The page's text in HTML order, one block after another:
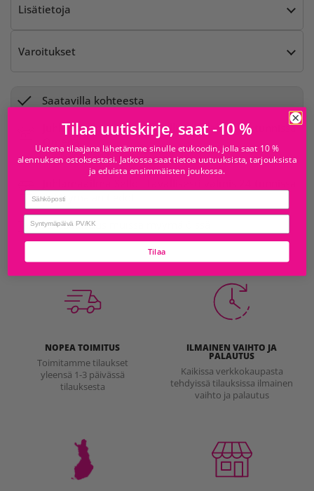
Lisätietoja
Varoitukset
Saatavilla kohteesta
Juhlamaailma Iso
Omena
Myymälän tiedot
Tavallisesti valmis 24 tunnissa
Myymälän tiedot
Tarkista saatavuus muissa myymälöissä
NOPEA TOIMITUS
Toimitamme tilaukset
yleensä 1-3 päivässä
tilauksesta
ILMAINEN VAIHTO JA
PALAUTUS
Kaikissa verkkokaupasta
tehdyissä tilauksissa ilmainen
vaihto ja palautus
Tilaa uutiskirje, saat -10 %
Uutena tilaajana lähetämme sinulle etukoodin, jolla saat 10 %
alennuksen ostoksestasi. Jatkossa saat tietoa uutuuksista, tarjouksista
ja eduista ensimmäisten joukossa.
Email
birthday
Tilaa